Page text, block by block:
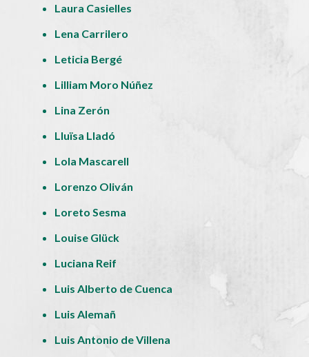
Laura Casielles
Lena Carrilero
Leticia Bergé
Lilliam Moro Núñez
Lina Zerón
Lluïsa Lladó
Lola Mascarell
Lorenzo Oliván
Loreto Sesma
Louise Glück
Luciana Reif
Luis Alberto de Cuenca
Luis Alemañ
Luis Antonio de Villena